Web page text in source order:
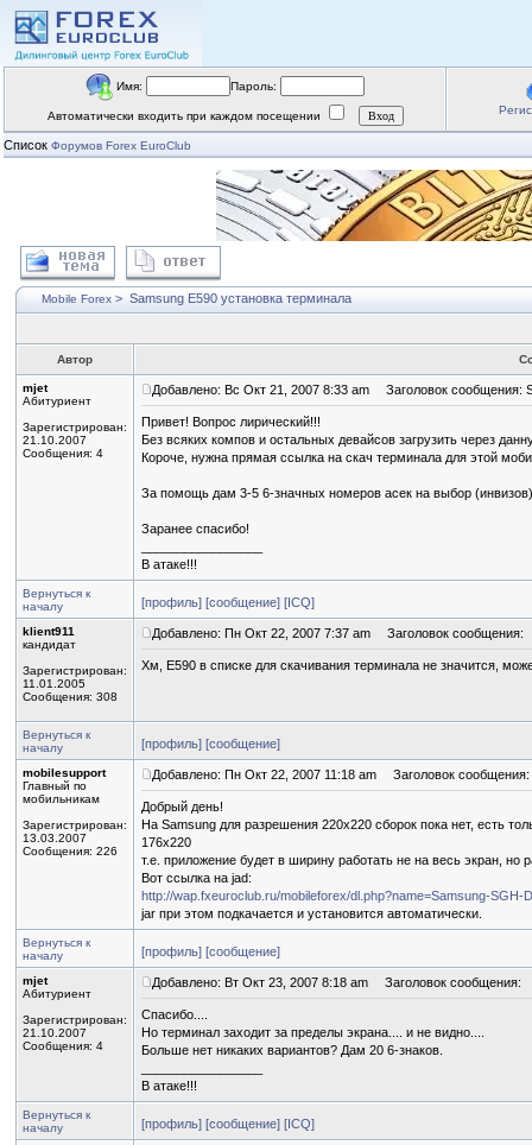
Имя: Пароль:
Автоматически входить при каждом посещении
Список Форумов Forex EuroClub
Mobile Forex > Samsung E590 установка терминала
Автор
mjet
Абитуриент
Зарегистрирован:
21.10.2007
Сообщения: 4
Добавлено: Вс Окт 21, 2007 8:33 am Заголовок сообщения:
Привет! Вопрос лирический!!!
Без всяких компов и остальных девайсов загрузить через
Короче, нужна прямая ссылка на скач терминала для этой
За помощь дам 3-5 6-значных номеров асек на выбор
Заранее спасибо!
В атаке!!!
Вернуться к
началу
[профиль] [сообщение] [ICQ]
klient911
кандидат
Зарегистрирован:
11.01.2005
Сообщения: 308
Добавлено: Пн Окт 22, 2007 7:37 am Заголовок сообщения:
Хм, E590 в списке для скачивания терминала не значится,
Вернуться к
началу
[профиль] [сообщение]
mobilesupport
Главный по
мобильникам
Зарегистрирован:
13.03.2007
Сообщения: 226
Добавлено: Пн Окт 22, 2007 11:18 am Заголовок сообщения:
Добрый день!
На Samsung для разрешения 220х220 сборок пока нет, есть
176x220
т.е. приложение будет в ширину работать не на весь экран, но
Вот ссылка на jad:
http://wap.fxeuroclub.ru/mobileforex/dl.php?name=Samsung-SGH-
jar при этом подкачается и установится автоматически.
Вернуться к
началу
[профиль] [сообщение]
mjet
Абитуриент
Зарегистрирован:
21.10.2007
Сообщения: 4
Добавлено: Вт Окт 23, 2007 8:18 am Заголовок сообщения:
Спасибо....
Но терминал заходит за пределы экрана.... и не видно....
Больше нет никаких вариантов? Дам 20 6-знаков.
В атаке!!!
Вернуться к
началу
[профиль] [сообщение] [ICQ]